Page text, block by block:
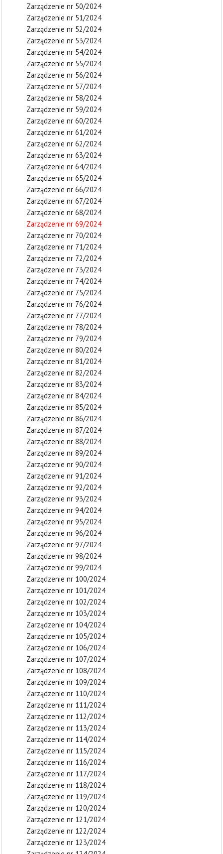
Zarządzenie nr 50/2024
Zarządzenie nr 51/2024
Zarządzenie nr 52/2024
Zarządzenie nr 53/2024
Zarządzenie nr 54/2024
Zarządzenie nr 55/2024
Zarządzenie nr 56/2024
Zarządzenie nr 57/2024
Zarządzenie nr 58/2024
Zarządzenie nr 59/2024
Zarządzenie nr 60/2024
Zarządzenie nr 61/2024
Zarządzenie nr 62/2024
Zarządzenie nr 63/2024
Zarządzenie nr 64/2024
Zarządzenie nr 65/2024
Zarządzenie nr 66/2024
Zarządzenie nr 67/2024
Zarządzenie nr 68/2024
Zarządzenie nr 69/2024
Zarządzenie nr 70/2024
Zarządzenie nr 71/2024
Zarządzenie nr 72/2024
Zarządzenie nr 73/2024
Zarządzenie nr 74/2024
Zarządzenie nr 75/2024
Zarządzenie nr 76/2024
Zarządzenie nr 77/2024
Zarządzenie nr 78/2024
Zarządzenie nr 79/2024
Zarządzenie nr 80/2024
Zarządzenie nr 81/2024
Zarządzenie nr 82/2024
Zarządzenie nr 83/2024
Zarządzenie nr 84/2024
Zarządzenie nr 85/2024
Zarządzenie nr 86/2024
Zarządzenie nr 87/2024
Zarządzenie nr 88/2024
Zarządzenie nr 89/2024
Zarządzenie nr 90/2024
Zarządzenie nr 91/2024
Zarządzenie nr 92/2024
Zarządzenie nr 93/2024
Zarządzenie nr 94/2024
Zarządzenie nr 95/2024
Zarządzenie nr 96/2024
Zarządzenie nr 97/2024
Zarządzenie nr 98/2024
Zarządzenie nr 99/2024
Zarządzenie nr 100/2024
Zarządzenie nr 101/2024
Zarządzenie nr 102/2024
Zarządzenie nr 103/2024
Zarządzenie nr 104/2024
Zarządzenie nr 105/2024
Zarządzenie nr 106/2024
Zarządzenie nr 107/2024
Zarządzenie nr 108/2024
Zarządzenie nr 109/2024
Zarządzenie nr 110/2024
Zarządzenie nr 111/2024
Zarządzenie nr 112/2024
Zarządzenie nr 113/2024
Zarządzenie nr 114/2024
Zarządzenie nr 115/2024
Zarządzenie nr 116/2024
Zarządzenie nr 117/2024
Zarządzenie nr 118/2024
Zarządzenie nr 119/2024
Zarządzenie nr 120/2024
Zarządzenie nr 121/2024
Zarządzenie nr 122/2024
Zarządzenie nr 123/2024